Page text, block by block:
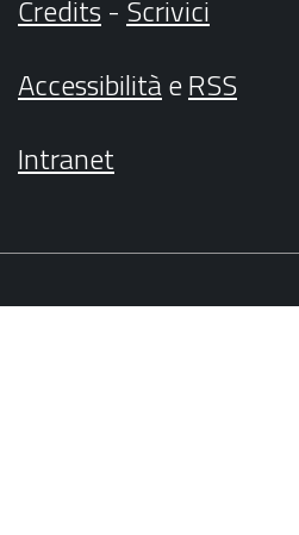
Credits- Scrivici
AccessibilitàeRSS
Intranet